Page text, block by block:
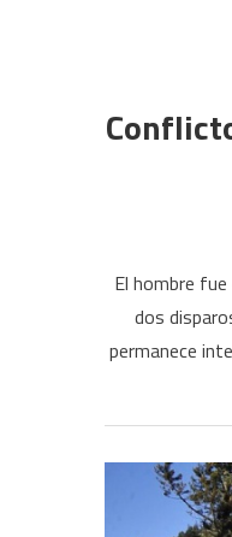
El hombre
dos
permanece